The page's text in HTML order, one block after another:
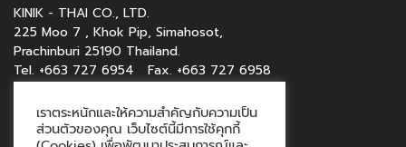
KINIK - THAI CO., LTD.
225 Moo 7 , Khok Pip, Simahosot,
Prachinburi 25190 Thailand.
Tel. +663 727 6954 Fax. +663 727 6958
www.kinikthai.co.th
เราตระหนักและให้ความสำคัญกับความเป็น
ส่วนตัวของคุณ เว็บไซต์นี้มีการใช้คุกกี้